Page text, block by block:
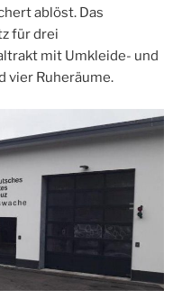
ablöst. Das
für drei
mit Umkleide- und
vier Ruheräume.